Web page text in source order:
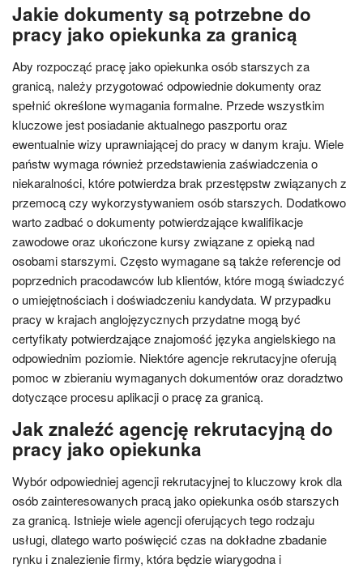
Jakie dokumenty są potrzebne do
pracy jako opiekunka za granicą
Aby rozpocząć pracę jako opiekunka osób starszych za
granicą, należy przygotować odpowiednie dokumenty oraz
spełnić określone wymagania formalne. Przede wszystkim
kluczowe jest posiadanie aktualnego paszportu oraz
ewentualnie wizy uprawniającej do pracy w danym kraju. Wiele
państw wymaga również przedstawienia zaświadczenia o
niekaralności, które potwierdza brak przestępstw związanych z
przemocą czy wykorzystywaniem osób starszych. Dodatkowo
warto zadbać o dokumenty potwierdzające kwalifikacje
zawodowe oraz ukończone kursy związane z opieką nad
osobami starszymi. Często wymagane są także referencje od
poprzednich pracodawców lub klientów, które mogą świadczyć
o umiejętnościach i doświadczeniu kandydata. W przypadku
pracy w krajach anglojęzycznych przydatne mogą być
certyfikaty potwierdzające znajomość języka angielskiego na
odpowiednim poziomie. Niektóre agencje rekrutacyjne oferują
pomoc w zbieraniu wymaganych dokumentów oraz doradztwo
dotyczące procesu aplikacji o pracę za granicą.
Jak znaleźć agencję rekrutacyjną do
pracy jako opiekunka
Wybór odpowiedniej agencji rekrutacyjnej to kluczowy krok dla
osób zainteresowanych pracą jako opiekunka osób starszych
za granicą. Istnieje wiele agencji oferujących tego rodzaju
usługi, dlatego warto poświęcić czas na dokładne zbadanie
rynku i znalezienie firmy, która będzie wiarygodna i